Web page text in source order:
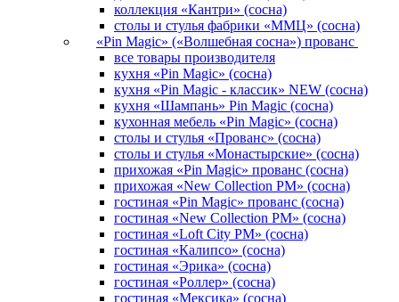
коллекция «Кантри» (сосна)
столы и стулья фабрики «ММЦ» (сосна)
«Pin Magic» («Волшебная сосна») прованс
все товары производителя
кухня «Pin Magic» (сосна)
кухня «Pin Magic - классик» NEW (сосна)
кухня «Шампань» Pin Magic (сосна)
кухонная мебель «Pin Magic» (сосна)
столы и стулья «Прованс» (сосна)
столы и стулья «Монастырские» (сосна)
прихожая «Pin Magic» прованс (сосна)
прихожая «New Collection PM» (сосна)
гостиная «Pin Magic» прованс (сосна)
гостиная «New Collection PM» (сосна)
гостиная «Loft City PM» (сосна)
гостиная «Калипсо» (сосна)
гостиная «Эрика» (сосна)
гостиная «Роллер» (сосна)
гостиная «Мексика» (сосна)